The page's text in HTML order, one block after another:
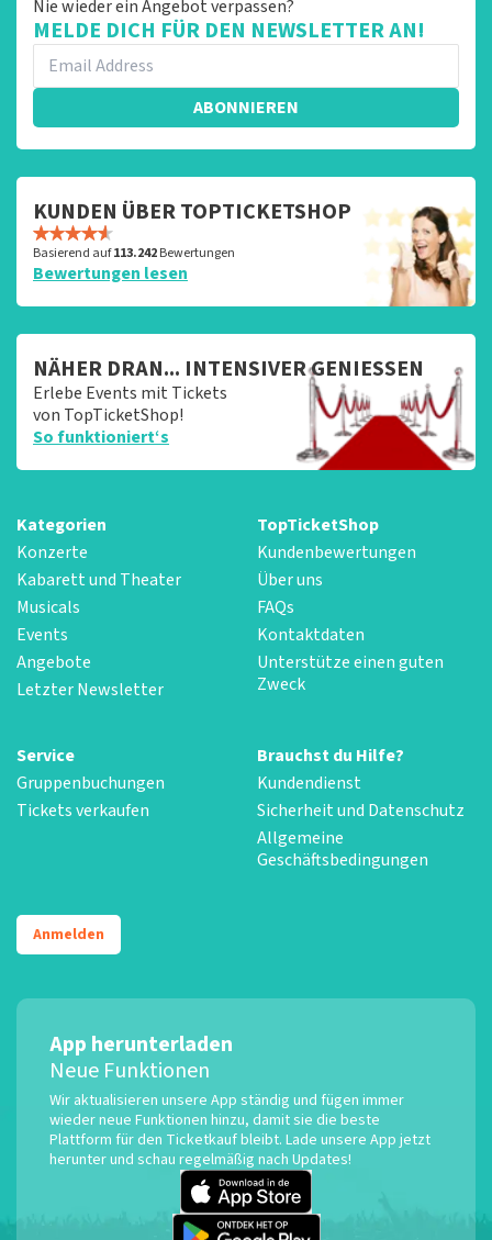
Nie wieder ein Angebot verpassen?
MELDE DICH FÜR DEN NEWSLETTER AN!
ABONNIEREN
KUNDEN ÜBER TOPTICKETSHOP
Basierend auf113.242Bewertungen
Bewertungen lesen
NÄHER DRAN... INTENSIVER GENIESSEN
Erlebe Events mit Tickets
von TopTicketShop!
So funktioniert‘s
Kategorien
Konzerte
Kabarett und Theater
Musicals
Events
Angebote
Letzter Newsletter
TopTicketShop
Kundenbewertungen
Über uns
FAQs
Kontaktdaten
Unterstütze einen guten
Zweck
Service
Gruppenbuchungen
Tickets verkaufen
Brauchst du Hilfe?
Kundendienst
Sicherheit und Datenschutz
Allgemeine
Geschäftsbedingungen
Anmelden
App herunterladen
Neue Funktionen
Wir aktualisieren unsere App ständig und fügen immer
wieder neue Funktionen hinzu, damit sie die beste
Plattform für den Ticketkauf bleibt. Lade unsere App jetzt
herunter und schau regelmäßig nach Updates!